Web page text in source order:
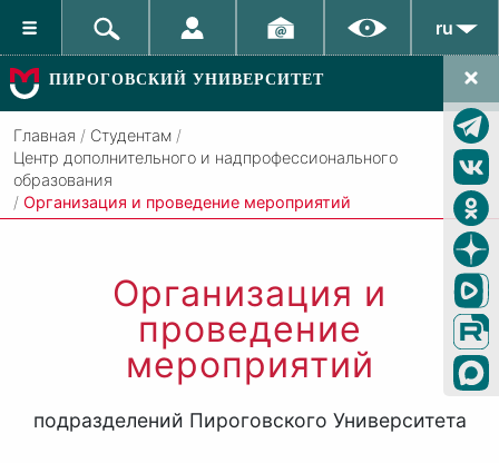
ru
ПИРОГОВСКИЙ УНИВЕРСИТЕТ
Главная / Студентам /
Центр дополнительного и надпрофессионального
образования
/ Организация и проведение мероприятий
Организация и
проведение
мероприятий
подразделений Пироговского Университета